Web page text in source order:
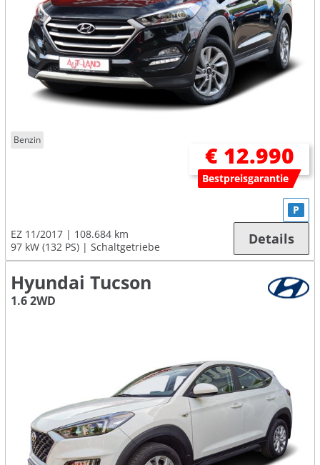
Benzin
€ 12.990
Bestpreisgarantie
EZ 11/2017
108.684 km
97 kW (132 PS)
Schaltgetriebe
P
Details
Hyundai Tucson
1.6 2WD